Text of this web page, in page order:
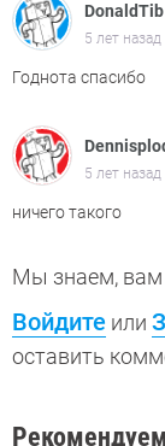
DonaldTib
5 лет назад
Годнота спасибо
5 лет назад
ничего такого
Мы знаем, вам
Войдите или
оставить